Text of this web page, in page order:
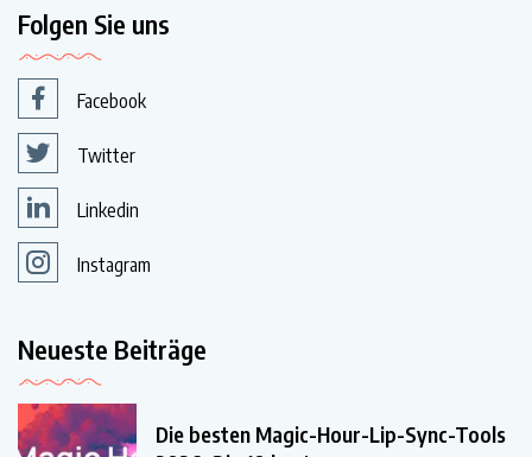
Folgen Sie uns
Facebook
Twitter
Linkedin
Instagram
Neueste Beiträge
Die besten Magic-Hour-Lip-Sync-Tools